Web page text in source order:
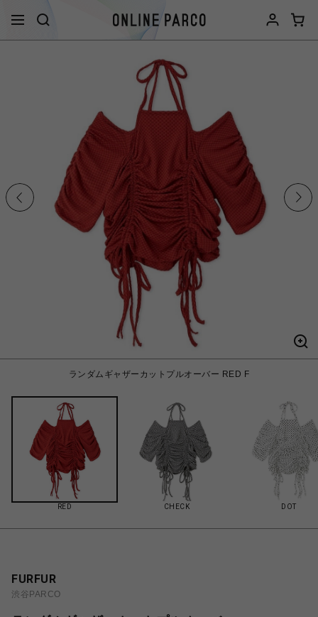
ランダムギャザーカットプルオーバー RED F
RED CHECK DOT
FURFUR
渋谷PARCO